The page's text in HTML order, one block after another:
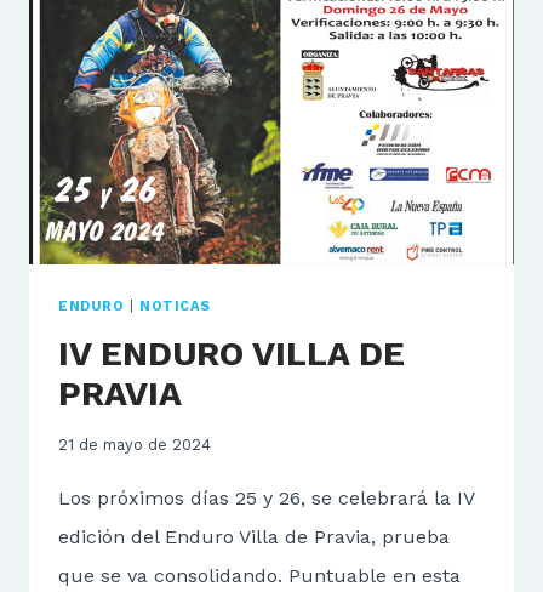
CARBALLES,
TOP
3
EN
PRAVIA.
ENDURO NOTICAS
IV ENDURO VILLA DE
PRAVIA
21 de mayo de 2024
Los próximos días 25 y 26, se celebrará la IV
edición del Enduro Villa de Pravia, prueba
que se va consolidando. Puntuable en esta